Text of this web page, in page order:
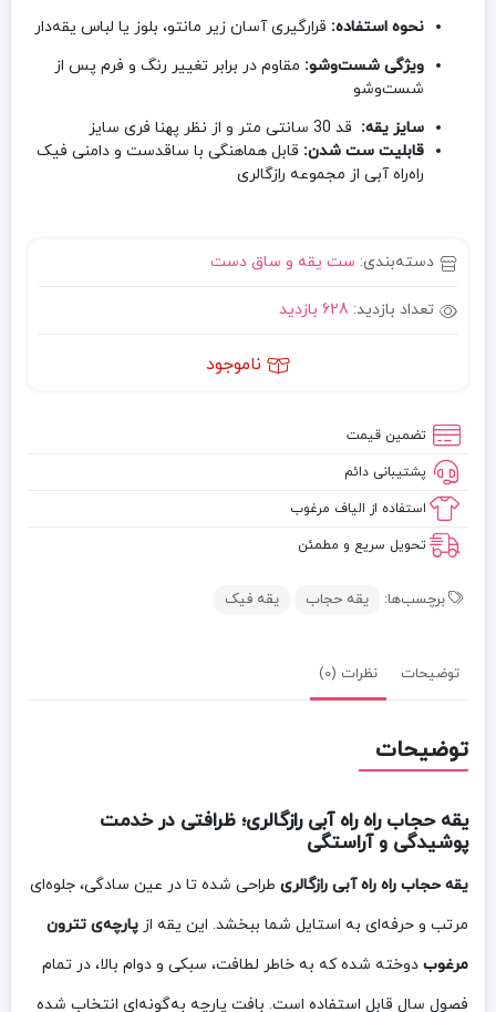
نحوه استفاده: قرارگیری آسان زیر مانتو، بلوز یا لباس یقه‌دار
ویژگی شست‌وشو: مقاوم در برابر تغییر رنگ و فرم پس از
شست‌وشو
سایز یقه: قد 30 سانتی متر و از نظر پهنا فری سایز
قابلیت ست شدن: قابل هماهنگی با ساقدست و دامنی فیک
راه‌راه آبی از مجموعه رازگالری
دسته‌بندی: ست یقه و ساق دست
تعداد بازدید: 628 بازدید
ناموجود
تضمین قیمت
پشتیبانی دائم
استفاده از الیاف مرغوب
تحویل سریع و مطمئن
برچسب‌ها: یقه حجاب یقه فیک
توضیحات نظرات (0)
توضیحات
یقه حجاب راه راه آبی رازگالری؛ ظرافتی در خدمت
پوشیدگی و آراستگی
یقه حجاب راه راه آبی رازگالری طراحی شده تا در عین سادگی، جلوه‌ای
مرتب و حرفه‌ای به استایل شما ببخشد. این یقه از پارچه‌ی تترون
مرغوب دوخته شده که به خاطر لطافت، سبکی و دوام بالا، در تمام
فصول سال قابل استفاده است. بافت پارچه به‌گونه‌ای انتخاب شده